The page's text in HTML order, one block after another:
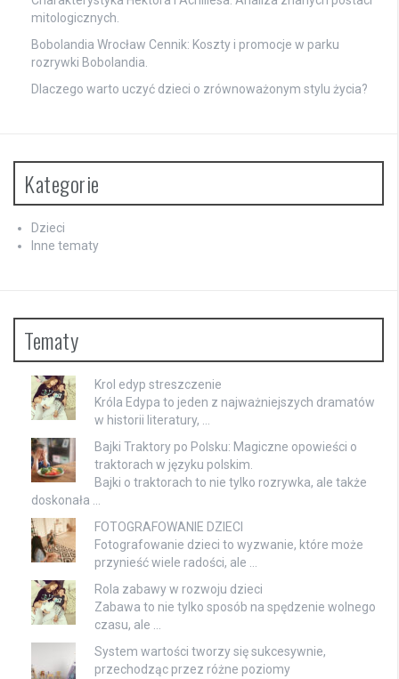
mitologicznych.
Bobolandia Wrocław Cennik: Koszty i promocje w parku
rozrywki Bobolandia.
Dlaczego warto uczyć dzieci o zrównoważonym stylu życia?
Kategorie
Dzieci
Inne tematy
Tematy
Krol edyp streszczenie
Króla Edypa to jeden z najważniejszych dramatów
w historii literatury, …
Bajki Traktory po Polsku: Magiczne opowieści o
traktorach w języku polskim.
Bajki o traktorach to nie tylko rozrywka, ale także
doskonała …
FOTOGRAFOWANIE DZIECI
Fotografowanie dzieci to wyzwanie, które może
przynieść wiele radości, ale …
Rola zabawy w rozwoju dzieci
Zabawa to nie tylko sposób na spędzenie wolnego
czasu, ale …
System wartości tworzy się sukcesywnie,
przechodząc przez różne poziomy